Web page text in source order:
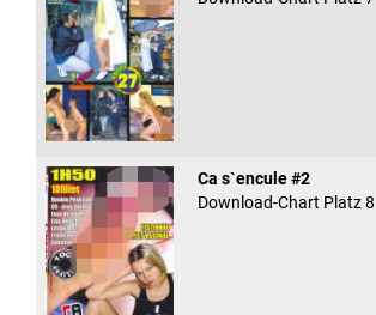
Ca s`encule #2
Download-Chart Platz 8